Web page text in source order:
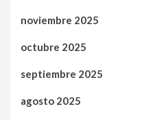
noviembre 2025
octubre 2025
septiembre 2025
agosto 2025